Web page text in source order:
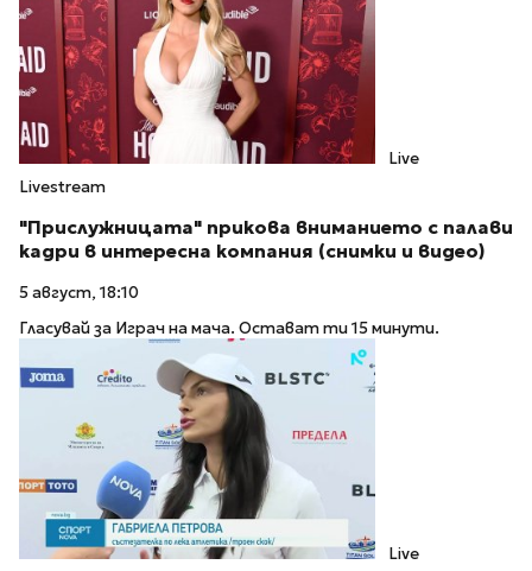
Live
Livestream
"Прислужницата" прикова вниманието с палави
кадри в интересна компания (снимки и видео)
5 август, 18:10
Гласувай за Играч на мача. Остават ти 15 минути.
Live